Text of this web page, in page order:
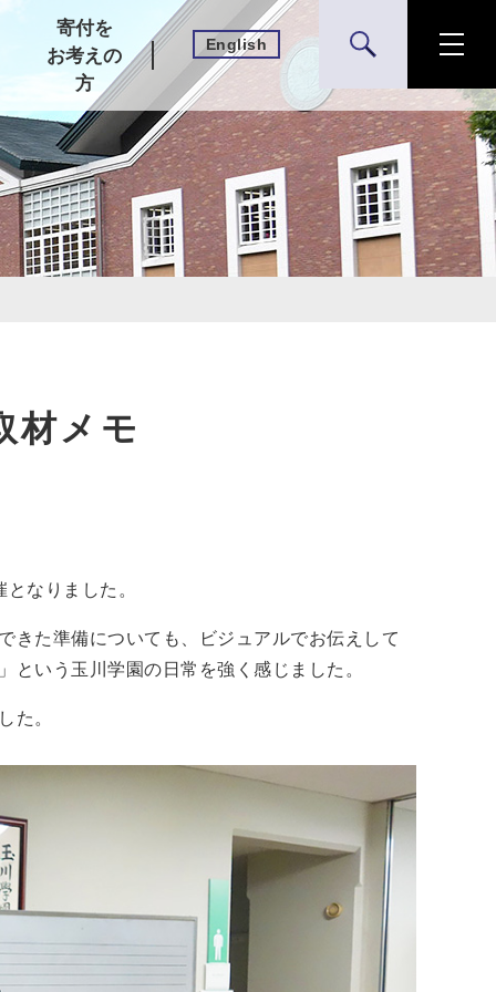
寄付を
お考えの
方
English 検索
材メモ
なりました。
きた準備についても、ビジュアルでお伝えして
いう玉川学園の日常を強く感じました。
た。